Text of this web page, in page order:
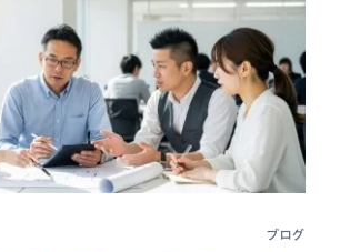
ブログ